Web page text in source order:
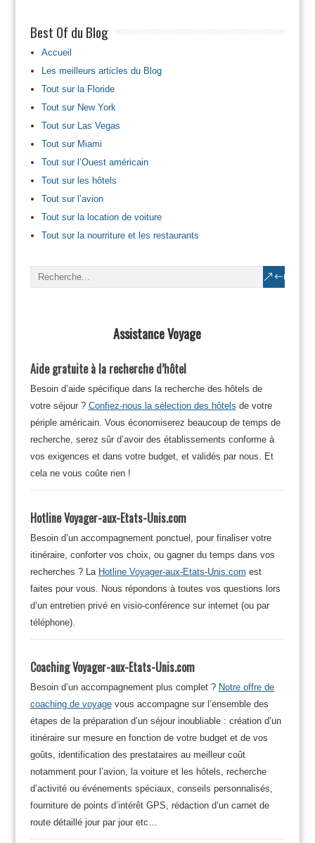
Best Of du Blog
Accueil
Les meilleurs articles du Blog
Tout sur la Floride
Tout sur New York
Tout sur Las Vegas
Tout sur Miami
Tout sur l’Ouest américain
Tout sur les hôtels
Tout sur l’avion
Tout sur la location de voiture
Tout sur la nourriture et les restaurants
Assistance Voyage
Aide gratuite à la recherche d’hôtel
Besoin d’aide spécifique dans la recherche des hôtels de
votre séjour ? Confiez-nous la sélection des hôtels de votre
périple américain. Vous économiserez beaucoup de temps de
recherche, serez sûr d’avoir des établissements conforme à
vos exigences et dans votre budget, et validés par nous. Et
cela ne vous coûte rien !
Hotline Voyager-aux-Etats-Unis.com
Besoin d’un accompagnement ponctuel, pour finaliser votre
itinéraire, conforter vos choix, ou gagner du temps dans vos
recherches ? La Hotline Voyager-aux-Etats-Unis.com est
faites pour vous. Nous répondons à toutes vos questions lors
d’un entretien privé en visio-conférence sur internet (ou par
téléphone).
Coaching Voyager-aux-Etats-Unis.com
Besoin d’un accompagnement plus complet ? Notre offre de
coaching de voyagevous accompagne sur l’ensemble des
étapes de la préparation d’un séjour inoubliable : création d’un
itinéraire sur mesure en fonction de votre budget et de vos
goûts, identification des prestataires au meilleur coût
notamment pour l’avion, la voiture et les hôtels, recherche
d’activité ou événements spéciaux, conseils personnalisés,
fourniture de points d’intérêt GPS, rédaction d’un carnet de
route détaillé jour par jour etc…